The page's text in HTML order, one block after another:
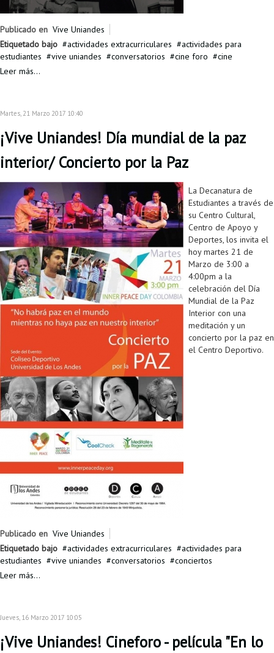
Publicado en Vive Uniandes
Etiquetado bajo
actividades extracurriculares
actividades para
estudiantes
vive uniandes conversatorios cine foro
cine
Leer más...
Martes, 21 Marzo 2017 10:40
¡Vive Uniandes! Día mundial de la paz
interior/ Concierto por la Paz
La Decanatura de
Estudiantes a través de
su Centro Cultural,
Centro de Apoyo y
Deportes, los invita el
hoy martes 21 de
Marzo de 3:00 a
4:00pm a la
celebración del Día
Mundial de la Paz
Interior con una
meditación y un
concierto por la paz en
el Centro Deportivo.
Publicado en Vive Uniandes
Etiquetado bajo
actividades extracurriculares
actividades para
estudiantes
vive uniandes conversatorios
conciertos
Leer más...
Jueves, 16 Marzo 2017 10:05
¡Vive Uniandes! Cineforo - película "En lo
Proyecto de grado
Reingreso
Reintegro
Tarifas
Grado